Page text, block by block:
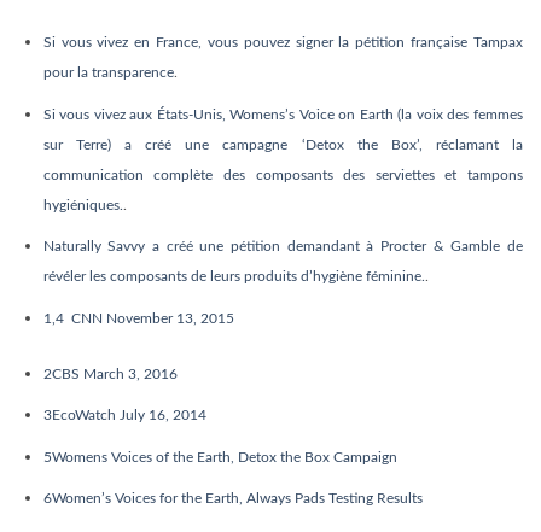
Si vous vivez en France, vous pouvez signer la pétition française Tampax
pour la transparence.
Si vous vivez aux États-Unis, Womens’s Voice on Earth (la voix des femmes
sur Terre) a créé une campagne ‘Detox the Box’, réclamant la
communication complète des composants des serviettes et tampons
hygiéniques.
Naturally Savvy a créé une pétition demandant à Procter & Gamble de
révéler les composants de leurs produits d’hygiène féminine.
1, 4 CNN November 13, 2015
2CBS March 3, 2016
3EcoWatch July 16, 2014
5Womens Voices of the Earth, Detox the Box Campaign
6Women’s Voices for the Earth, Always Pads Testing Results